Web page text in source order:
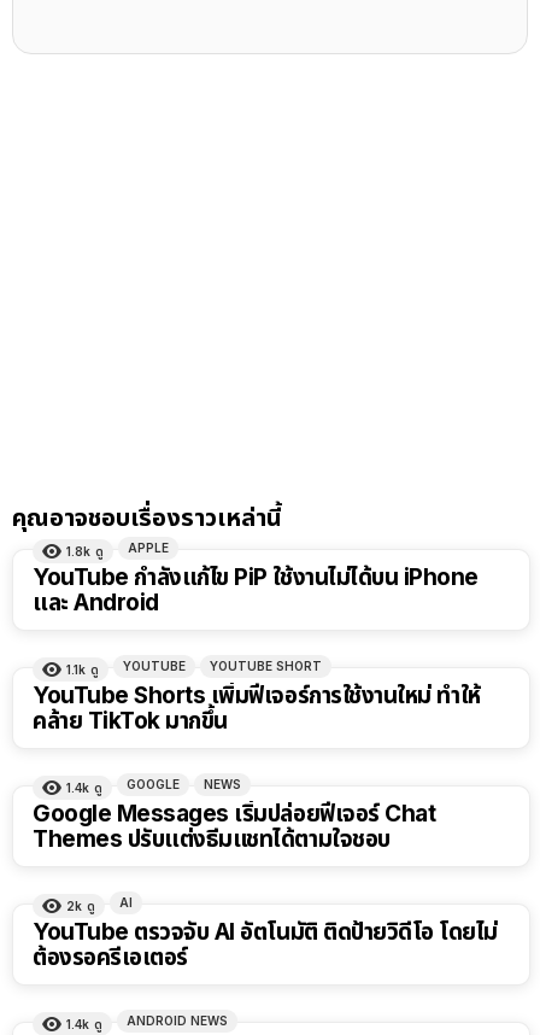
คุณอาจชอบเรื่องราวเหล่านี้
1.8k ดู APPLE
YouTube กำลังแก้ไข PiP ใช้งานไม่ได้บน iPhone
และ Android
1.1k ดู YOUTUBE YOUTUBE SHORT
YouTube Shorts เพิ่มฟีเจอร์การใช้งานใหม่ ทำให้
คล้าย TikTok มากขึ้น
1.4k ดู GOOGLE NEWS
Google Messages เริ่มปล่อยฟีเจอร์ Chat
Themes ปรับแต่งธีมแชทได้ตามใจชอบ
2k ดู AI
YouTube ตรวจจับ AI อัตโนมัติ ติดป้ายวิดีโอ โดยไม่
ต้องรอครีเอเตอร์
1.4k ดู ANDROID NEWS